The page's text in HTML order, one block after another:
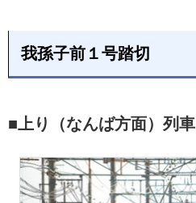
我孫子前１号踏切
■上り（なんば方面）列車